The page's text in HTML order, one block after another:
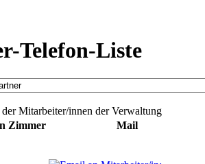
Telefon-Liste
Mitarbeiter/innen der Verwaltung
Zimmer
Mail